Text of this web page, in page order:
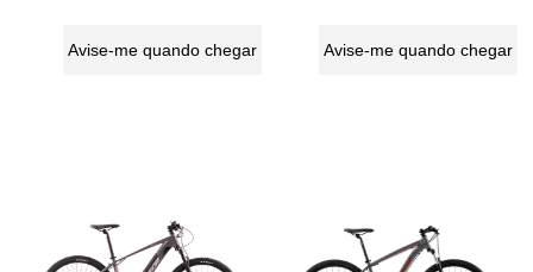
Avise-me quando chegar Avise-me quando chegar